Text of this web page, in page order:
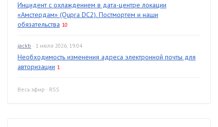
Инцидент с охлаждением в дата-центре локации
«Амстердам» (Qupra DC2). Постмортем и наши
обязательства 10
jackb · 1 июля 2026, 19:04
Необходимость изменения адреса электронной почты для
авторизации 1
Весь эфир · RSS